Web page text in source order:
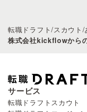
転職ドラフト/スカウト /
株式会社kickflowから
サービス
転職ドラフトスカウト